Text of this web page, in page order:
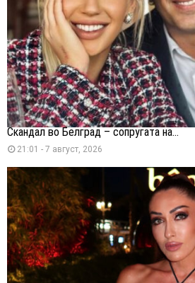
Скандал во Белград – сопругата на...
21:01 - 7 август, 2026